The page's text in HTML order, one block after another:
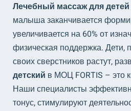
Лечебный массаж для детей
малыша заканчивается
увеличивается на 60% от
физическая поддержка.
своих сверстников растут,
детский в МОЦ FORTIS – это
Наши специалисты
тонус, стимулируют